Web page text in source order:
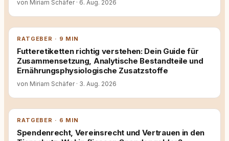
von Miriam Schäfer · 6. Aug. 2026
RATGEBER · 9 MIN
Futteretiketten richtig verstehen: Dein Guide für
Zusammensetzung, Analytische Bestandteile und
Ernährungsphysiologische Zusatzstoffe
von Miriam Schäfer · 3. Aug. 2026
RATGEBER · 6 MIN
Spendenrecht, Vereinsrecht und Vertrauen in den